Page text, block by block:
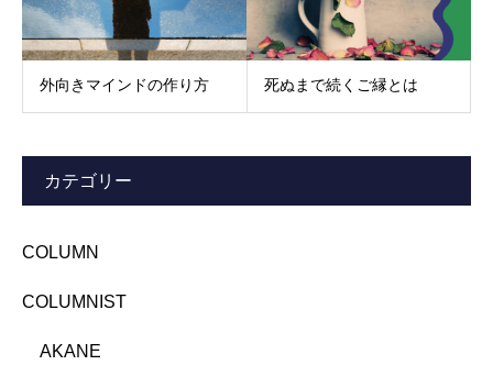
外向きマインドの作り方 死ぬまで続くご縁とは
カテゴリー
COLUMN
COLUMNIST
AKANE